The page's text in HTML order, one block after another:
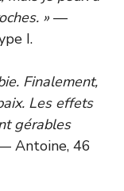
» —
I.
Finalement,
Les effets
gérables
Antoine, 46